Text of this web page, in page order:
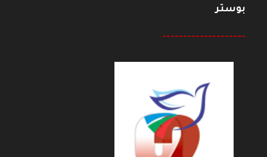
بوستر
--------------------